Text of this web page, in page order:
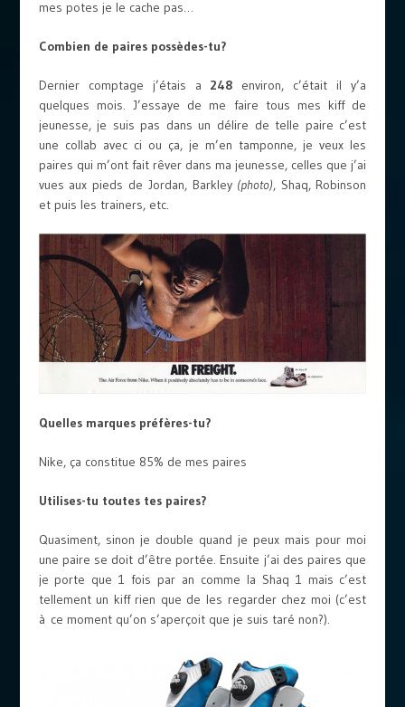
mes potes je le cache pas…
Combien de paires possèdes-tu?
Dernier comptage j’étais a 248 environ, c’était il y’a
quelques mois. J’essaye de me faire tous mes kiff de
jeunesse, je suis pas dans un délire de telle paire c’est
une collab avec ci ou ça, je m’en tamponne, je veux les
paires qui m’ont fait rêver dans ma jeunesse, celles que j’ai
vues aux pieds de Jordan, Barkley(photo), Shaq, Robinson
et puis les trainers, etc.
Quelles marques préfères-tu?
Nike, ça constitue 85% de mes paires
Utilises-tu toutes tes paires?
Quasiment, sinon je double quand je peux mais pour moi
une paire se doit d’être portée. Ensuite j’ai des paires que
je porte que 1 fois par an comme la Shaq 1 mais c’est
tellement un kiff rien que de les regarder chez moi (c’est
à ce moment qu’on s’aperçoit que je suis taré non?).